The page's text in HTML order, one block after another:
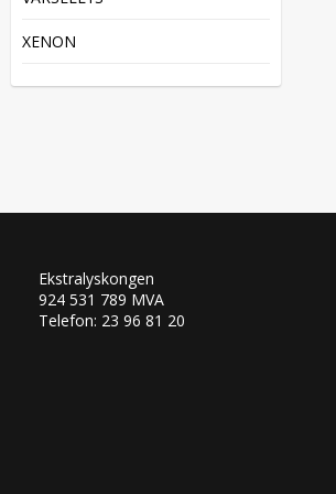
XENON
Ekstralyskongen
924 531 789 MVA
Telefon: 23 96 81 20